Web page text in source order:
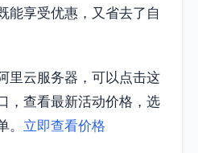
能享受优惠，又省去了自
里云服务器，可以点击这
，查看最新活动价格，选
立即查看价格